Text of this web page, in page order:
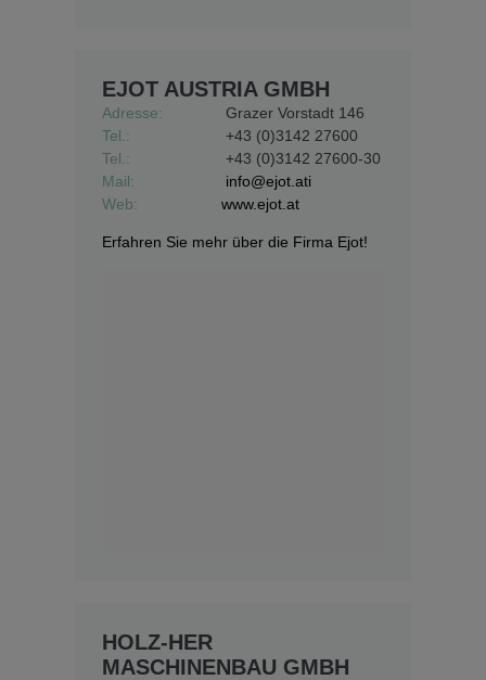
EJOT AUSTRIA GMBH
Adresse:
Grazer Vorstadt 146
Tel.:
+43 (0)3142 27600
Tel.:
+43 (0)3142 27600-30
Mail:
info@ejot.ati
Web:
www.ejot.at
Erfahren Sie mehr über die Firma Ejot!
HOLZ-HER
MASCHINENBAU GMBH